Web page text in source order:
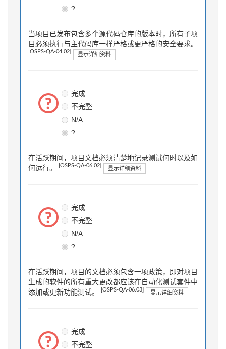
?
当项目已发布包含多个源代码仓库的版本时，所有子项
目必须执行与主代码库一样严格或更严格的安全要求。
[OSPS-QA-04.02] 显示详细资料
完成
不完整
N/A
?
在活跃期间，项目文档必须清楚地记录测试何时以及如
何运行。
[OSPS-QA-06.02] 显示详细资料
完成
不完整
N/A
?
在活跃期间，项目的文档必须包含一项政策，即对项目
生成的软件的所有重大更改都应该在自动化测试套件中
添加或更新功能测试。
[OSPS-QA-06.03] 显示详细资料
完成
不完整